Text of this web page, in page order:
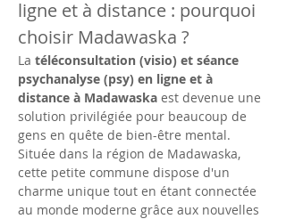
ligne et à distance : pourquoi
choisir Madawaska ?
La téléconsultation (visio) et séance
psychanalyse (psy) en ligne et à
distance à Madawaska est devenue une
solution privilégiée pour beaucoup de
gens en quête de bien-être mental.
Située dans la région de Madawaska,
cette petite commune dispose d'un
charme unique tout en étant connectée
au monde moderne grâce aux nouvelles